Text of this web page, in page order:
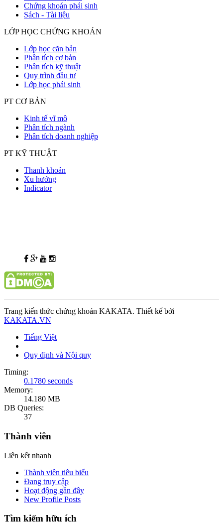
Chứng khoán phái sinh
Sách - Tài liệu
LỚP HỌC CHỨNG KHOÁN
Lớp học căn bản
Phân tích cơ bản
Phân tích kỹ thuật
Quy trình đầu tư
Lớp học phái sinh
PT CƠ BẢN
Kinh tế vĩ mô
Phân tích ngành
Phân tích doanh nghiệp
PT KỸ THUẬT
Thanh khoản
Xu hướng
Indicator
Trang kiến thức chứng khoán KAKATA. Thiết kế bởi
KAKATA.VN
Tiếng Việt
Quy định và Nội quy
Timing:
0.1780 seconds
Memory:
14.180 MB
DB Queries:
37
Thành viên
Liên kết nhanh
Thành viên tiêu biểu
Đang truy cập
Hoạt động gần đây
New Profile Posts
Tìm kiếm hữu ích